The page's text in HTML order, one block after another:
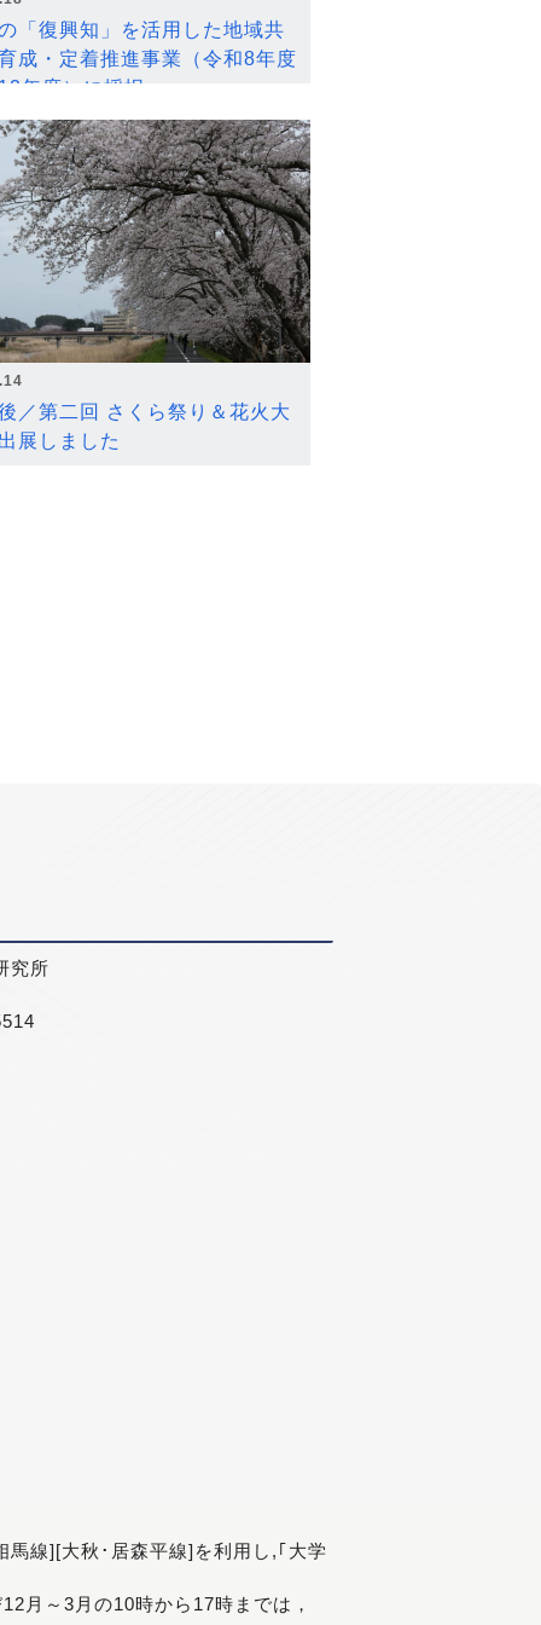
「復興知」を活用した地域共
成・定着推進事業（令和8年度
年度）に採択
／第二回 さくら祭り＆花火大
展しました
究所
線][大秋･居森平線]を利用し,｢大学
月～3月の10時から17時までは，